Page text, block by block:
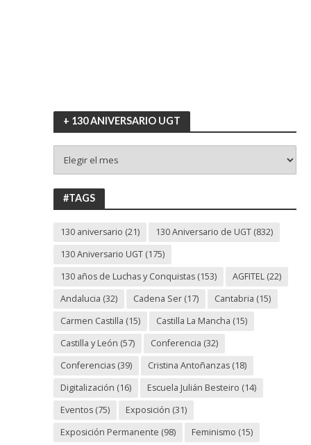
+ 130 ANIVERSARIO UGT
130
ANIVERSARIO
UGT
#TAGS
130 aniversario (21) 130 Aniversario de UGT(832)
130 Aniversario UGT(175)
130 años de Luchas y Conquistas(153) AGFITEL(22)
Andalucia (32) Cadena Ser(17) Cantabria (15)
Carmen Castilla (15) Castilla La Mancha (15)
Castilla y León (57) Conferencia (32)
Conferencias(39) Cristina Antoñanzas(18)
Digitalización (16) Escuela Julián Besteiro (14)
Eventos(75) Exposición (31)
Exposición Permanente (98) Feminismo (15)